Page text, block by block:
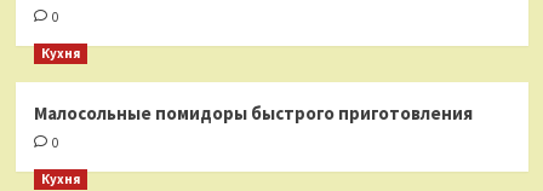
0
Кухня
Малосольные помидоры быстрого приготовления
0
Кухня